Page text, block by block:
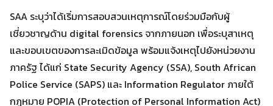
for:
Search
SAA ระบุว่าได้เริ่มการสอบสวนเหตุการณ์โดยร่วมมือกับผู้
เชี่ยวชาญด้าน digital forensics จากภายนอก เพื่อระบุสาเหตุ
และขอบเขตของการละเมิดข้อมูล พร้อมแจ้งเหตุไปยังหน่วยงาน
ภาครัฐ ได้แก่ State Security Agency (SSA), South African
Police Service (SAPS) และ Information Regulator ภายใต้
กฎหมาย POPIA (Protection of Personal Information Act)